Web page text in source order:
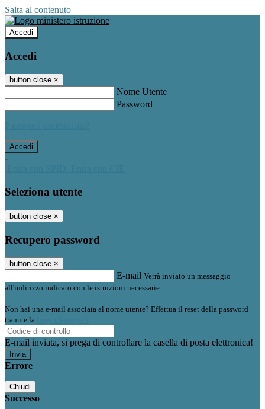
Salta al contenuto
Accedi
Accedi
button close ×
Nome Utente
Password
-
Seleziona utente
button close ×
Recupero password
button close ×
E-mail Verrà inviato un messaggio
all'indirizzo indicato con le istruzioni necessarie.
Non hai una e-mail associata al nome utente? Effettua il reset della password
tramite la
E-mail inviata, si prega di controllare la casella di posta elettronica!
Errore
Chiudi
Successo